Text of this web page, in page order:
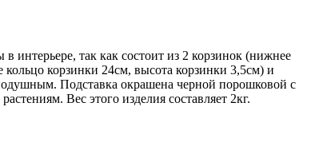
так как состоит из 2 корзинок (нижнее
корзинки 24см, высота корзинки 3,5см) и
Подставка окрашена черной порошковой с
Вес этого изделия составляет 2кг.